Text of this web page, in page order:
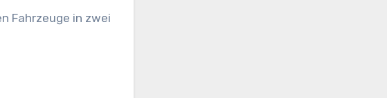
Fahrzeuge in zwei